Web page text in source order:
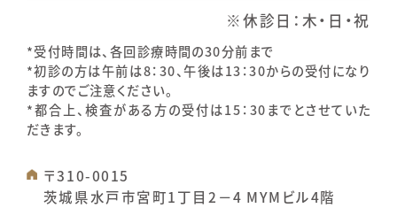
※休診日：木・日・祝
*受付時間は、各回診療時間の30分前まで
*初診の方は午前は8：30、午後は13：30からの受付になり
ますのでご注意ください。
*都合上、検査がある方の受付は15：30までとさせていた
だきます。
〒310-0015
茨城県水戸市宮町1丁目2−4 MYMビル4階